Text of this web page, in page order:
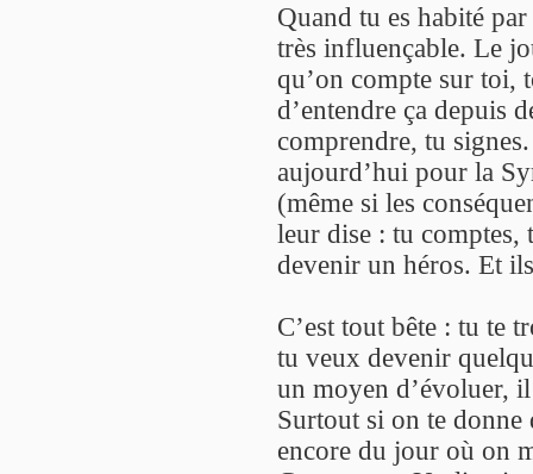
Quand tu es habité
très influençable. Le
qu’on compte sur toi,
d’entendre ça depuis
comprendre, tu
aujourd’hui pour la
(même si les
leur dise : tu comptes,
devenir un héros. Et
C’est tout bête : tu te
tu veux devenir
un moyen d’évoluer,
Surtout si on te donne
encore du jour où on